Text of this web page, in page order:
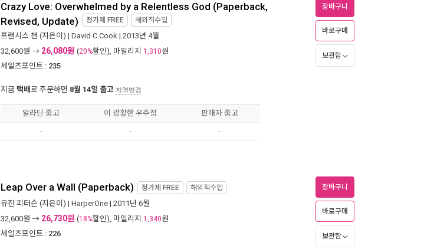
Crazy Love: Overwhelmed by a Relentless God (Paperback,
Revised, Update) 정가제 FREE 해외직수입
프랜시스 챈 (지은이) | David C Cook | 2013년 4월
32,600원 → 26,080원 (20%할인), 마일리지 1,310원
세일즈포인트 : 235
지금 택배로 주문하면 8월 14일 출고 지역변경
장바구니
바로구매
보관함
알라딘 중고 이 광활한 우주점 판매자 중고
- - -
Leap Over a Wall (Paperback) 정가제 FREE 해외직수입
유진 피터슨 (지은이) | HarperOne | 2011년 6월
32,600원 → 26,730원 (18%할인), 마일리지 1,340원
세일즈포인트 : 226
장바구니
바로구매
보관함